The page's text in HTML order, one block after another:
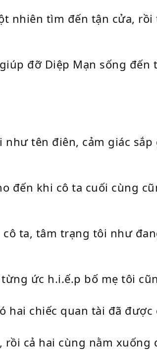
nhiên tìm đến tận cửa,
đỡ Diệp Mạn sống đến
tên điên, cảm giác
đến khi cô ta cuối cùng
ta, tâm trạng tôi như
ức h.i.ế.p bố mẹ tôi
hai chiếc quan tài đã
cả hai cùng nằm xuống